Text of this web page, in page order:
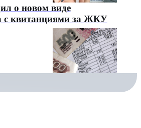
о новом виде
с квитанциями за ЖКУ